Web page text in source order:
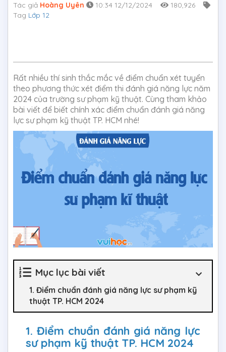
Tác giả Hoàng Uyên 10:34 12/12/2024
180,926
Tag Lớp 12
Rất nhiều thí sinh thắc mắc về điểm chuẩn xét tuyển
theo phương thức xét điểm thi đánh giá năng lực năm
2024 của trường sư phạm kỹ thuật. Cùng tham khảo
bài viết để biết chính xác điểm chuẩn đánh giá năng
lực sư phạm kỹ thuật TP. HCM nhé!
Mục lục bài viết
1. Điểm chuẩn đánh giá năng lực sư phạm kỹ
thuật TP. HCM 2024
1. Điểm chuẩn đánh giá năng lực
sư phạm kỹ thuật TP. HCM 2024